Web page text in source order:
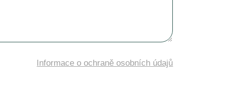
Informace o ochraně osobních údajů